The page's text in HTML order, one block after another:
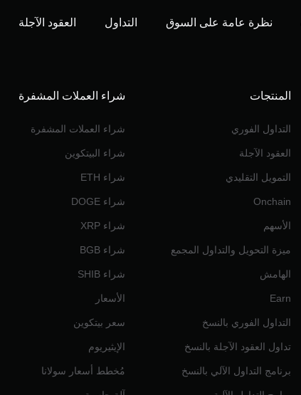
نظرة عامة على السوق التداول العقود الآجلة
المنتجات
التداول الفوري
العقود الآجلة
التمويل التقليدي
Onchain
الأسهم
ميزة التحويل والتداول المجمع
الهامش
Earn
التداول الفوري بالنسخ
تداول العقود الآجلة بالنسخ
برنامج التداول الآلي بالنسخ
شراء العملات المشفرة
شراء العملات المشفرة
شراء البيتكوين
شراء ETH
شراء DOGE
شراء XRP
شراء BGB
شراء SHIB
الأسعار
سعر بيتكوين
الإيثيريوم
مُخطط أسعار سولانا